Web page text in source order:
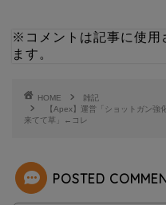
t
r
※コメントは記事に使用
ます。
HOME
雑記
【Apex】運営「ショットガン強
来てて草」←コレ
POSTED